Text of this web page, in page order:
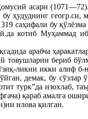
асари
ҳудуднинг геогр.си,
саҳифали бу
котиб Муҳаммад
арабча
товушларни бериб
ликни икки алиф б-
демак, бу
изохлаб,
қараб амалга
илова қилган.